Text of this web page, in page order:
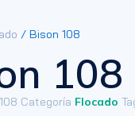
/ Bison 108
108
Categoría Flocado